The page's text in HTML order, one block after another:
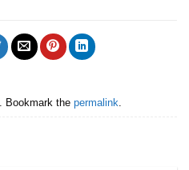
. Bookmark the permalink